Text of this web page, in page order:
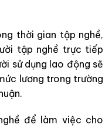
thời gian tập nghề,
tập nghề trực tiếp
sử dụng lao động sẽ
lương trong trường
để làm việc cho